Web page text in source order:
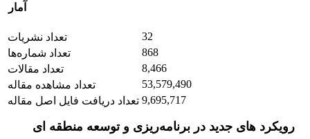
آمار
تعداد نشریات
32
تعداد شماره‌ها
868
تعداد مقالات
8,466
تعداد مشاهده مقاله
53,579,490
تعداد دریافت فایل اصل مقاله 9,695,717
رویکرد های جدید در برنامه‌ریزی و توسعه منطقه ای